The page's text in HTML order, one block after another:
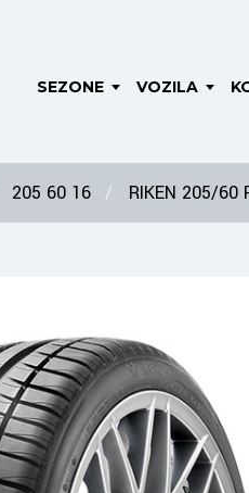
SEZONE VOZILA
205 60 16 RIKEN 205/60